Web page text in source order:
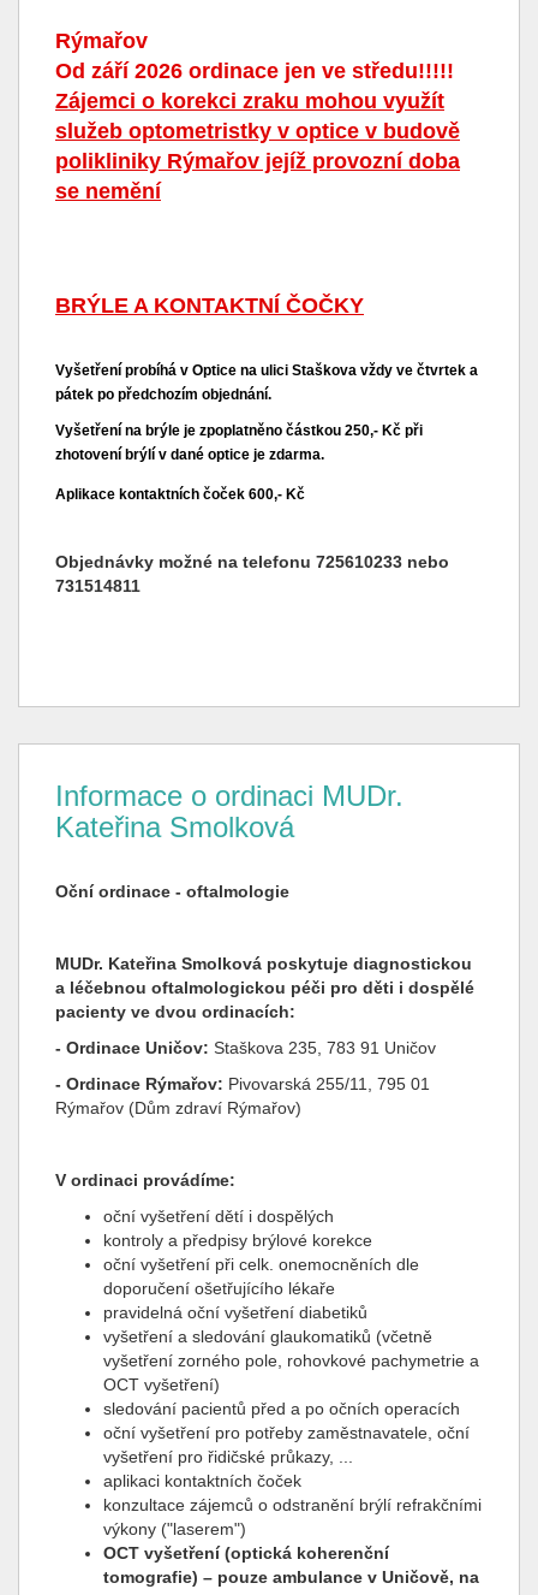
Rýmařov
Od září 2026 ordinace jen ve středu!!!!!
Zájemci o korekci zraku mohou využít
služeb optometristky v optice v budově
polikliniky Rýmařov jejíž provozní doba
se nemění
BRÝLE A KONTAKTNÍ ČOČKY
Vyšetření probíhá v Optice na ulici Staškova vždy ve čtvrtek a
pátek po předchozím objednání.
Vyšetření na brýle je zpoplatněno částkou 250,- Kč při
zhotovení brýlí v dané optice je zdarma.
Aplikace kontaktních čoček 600,- Kč
Objednávky možné na telefonu 725610233 nebo
731514811
Informace o ordinaci MUDr.
Kateřina Smolková
Oční ordinace - oftalmologie
MUDr. Kateřina Smolková poskytuje diagnostickou
a léčebnou oftalmologickou péči pro děti i dospělé
pacienty ve dvou ordinacích:
- Ordinace Uničov: Staškova 235, 783 91 Uničov
- Ordinace Rýmařov: Pivovarská 255/11, 795 01
Rýmařov (Dům zdraví Rýmařov)
V ordinaci provádíme:
oční vyšetření dětí i dospělých
kontroly a předpisy brýlové korekce
oční vyšetření při celk. onemocněních dle
doporučení ošetřujícího lékaře
pravidelná oční vyšetření diabetiků
vyšetření a sledování glaukomatiků (včetně
vyšetření zorného pole, rohovkové pachymetrie a
OCT vyšetření)
sledování pacientů před a po očních operacích
oční vyšetření pro potřeby zaměstnavatele, oční
vyšetření pro řidičské průkazy, ...
aplikaci kontaktních čoček
konzultace zájemců o odstranění brýlí refrakčními
výkony ("laserem")
OCT vyšetření (optická koherenční
tomografie) – pouze ambulance v Uničově, na